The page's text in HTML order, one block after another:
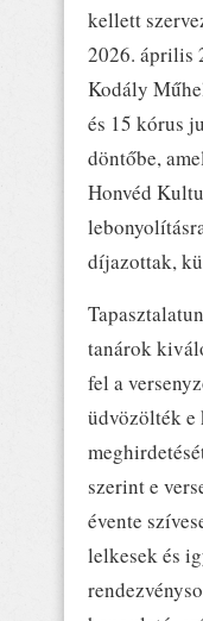
kellett
2026. április
Kodály
és 15 kórus
döntőbe,
Honvéd
díjazottak,
tanárok
fel a
üdvözölték e
szerint e
évente
lelkesek és